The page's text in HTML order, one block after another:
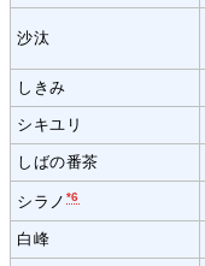
沙汰
しきみ
シキユリ
しばの番茶
シラノ *6
白峰